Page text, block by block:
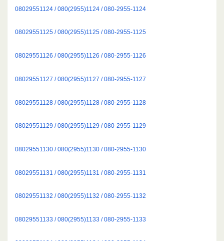
08029551124 / 080(2955)1124 / 080-2955-1124
08029551125 / 080(2955)1125 / 080-2955-1125
08029551126 / 080(2955)1126 / 080-2955-1126
08029551127 / 080(2955)1127 / 080-2955-1127
08029551128 / 080(2955)1128 / 080-2955-1128
08029551129 / 080(2955)1129 / 080-2955-1129
08029551130 / 080(2955)1130 / 080-2955-1130
08029551131 / 080(2955)1131 / 080-2955-1131
08029551132 / 080(2955)1132 / 080-2955-1132
08029551133 / 080(2955)1133 / 080-2955-1133